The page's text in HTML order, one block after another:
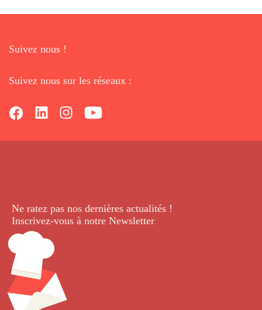
Suivez nous !
Suivez nous sur les réseaux :
Ne ratez pas nos dernières actualités !
Inscrivez-vous à notre Newsletter.